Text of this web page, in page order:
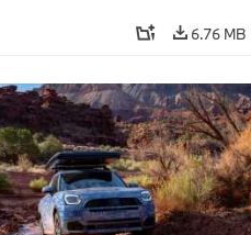
6.76 MB